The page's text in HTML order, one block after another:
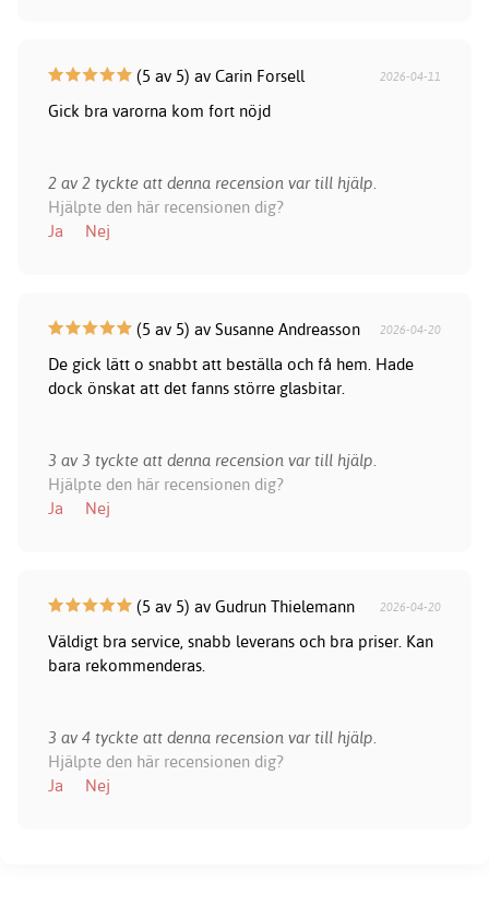
(5 av 5) av Carin Forsell 2026-04-11
Gick bra varorna kom fort nöjd
2 av 2 tyckte att denna recension var till hjälp.
Hjälpte den här recensionen dig?
Ja
Nej
(5 av 5) av Susanne Andreasson 2026-04-20
De gick lätt o snabbt att beställa och få hem. Hade
dock önskat att det fanns större glasbitar.
3 av 3 tyckte att denna recension var till hjälp.
Hjälpte den här recensionen dig?
Ja
Nej
(5 av 5) av Gudrun Thielemann 2026-04-20
Väldigt bra service, snabb leverans och bra priser. Kan
bara rekommenderas.
3 av 4 tyckte att denna recension var till hjälp.
Hjälpte den här recensionen dig?
Ja
Nej